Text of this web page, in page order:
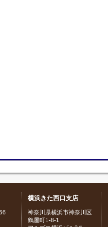
横浜きた西口支店
神奈川県横浜市神奈川区
鶴屋町1-8-1